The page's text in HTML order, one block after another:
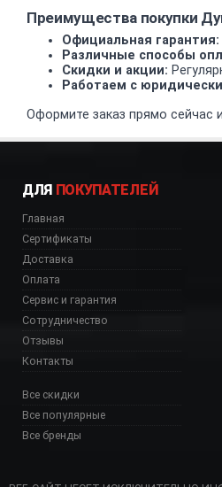
Преимущества покупки
Официальная гарантия:
Различные способы
Скидки и акции:
Работаем с
Оформите заказ прямо сейчас
ДЛЯ ПОКУПАТЕЛЕЙ
Главная
Сертификаты
Доставка
Оплата
Сервис и гарантия
Сотрудничество
Отзывы
Контакты
Все скидки
Все популярные
Все бренды